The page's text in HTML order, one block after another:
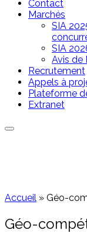
Contact
Marchés
SIA
SIA
Avis de
Recrutement
Appels à
Plateforme
Extranet
Accueil » Géo-
Géo-